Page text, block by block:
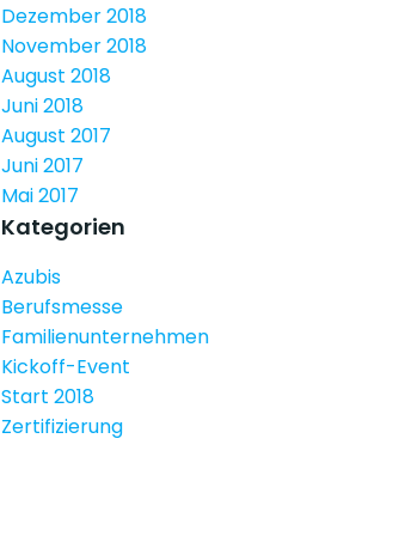
Dezember 2018
November 2018
August 2018
Juni 2018
August 2017
Juni 2017
Mai 2017
Kategorien
Azubis
Berufsmesse
Familienunternehmen
Kickoff-Event
Start 2018
Zertifizierung